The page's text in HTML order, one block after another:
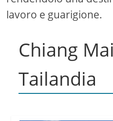
lavoro e guarigione.
Chiang
Tailandia